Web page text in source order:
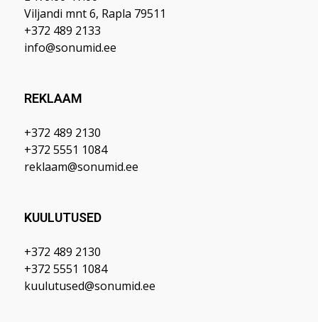
Viljandi mnt 6, Rapla 79511
+372 489 2133
info@sonumid.ee
REKLAAM
+372 489 2130
+372 5551 1084
reklaam@sonumid.ee
KUULUTUSED
+372 489 2130
+372 5551 1084
kuulutused@sonumid.ee